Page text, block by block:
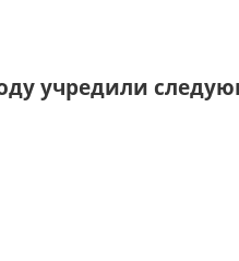
учредили